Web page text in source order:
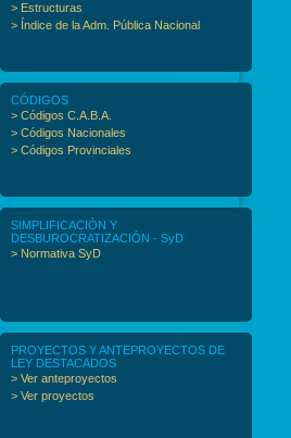
> Estructuras
> Índice de la Adm. Pública Nacional
CÓDIGOS
> Códigos C.A.B.A.
> Códigos Nacionales
> Códigos Provinciales
SIMPLIFICACIÓN Y
DESBUROCRATIZACIÓN - SyD
> Normativa SyD
PROYECTOS Y ANTEPROYECTOS DE
LEY DESTACADOS
> Ver anteproyectos
> Ver proyectos